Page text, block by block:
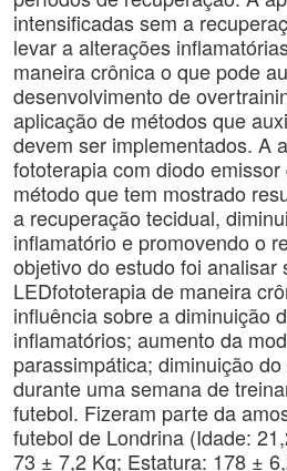
intensificadas sem a
levar a alterações
maneira crônica o que pode
desenvolvimento de
aplicação de métodos que
devem ser implementados. A
fototerapia com diodo
método que tem mostrado
a recuperação tecidual,
inflamatório e promovendo o
objetivo do estudo foi analisar
LEDfototerapia de maneira
influência sobre a diminuição
inflamatórios; aumento da
parassimpática; diminuição
durante uma semana de
futebol. Fizeram parte da
futebol de Londrina (Idade:
73 ± 7,2 Kg; Estatura: 178 ±